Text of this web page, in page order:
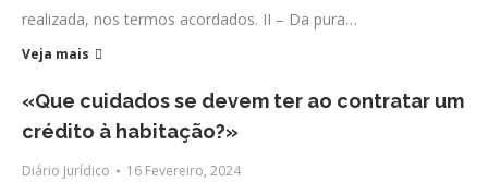
realizada, nos termos acordados. II – Da pura…
Veja mais
«Que cuidados se devem ter ao contratar um
crédito à habitação?»
Diário Jurídico 16 Fevereiro, 2024